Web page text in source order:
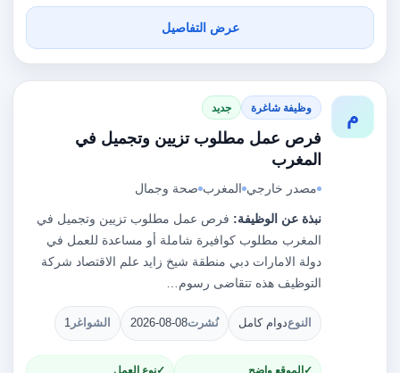
عرض التفاصيل
م وظيفة شاغرة جديد
فرص عمل مطلوب تزيين وتجميل في
المغرب
مصدر خارجي المغرب صحة وجمال
نبذة عن الوظيفة: فرص عمل مطلوب تزيين وتجميل في
المغرب مطلوب كوافيرة شاملة أو مساعدة للعمل في
دولة الامارات دبي منطقة شيخ زايد علم الاقتصاد شركة
التوظيف هذه تتقاضى رسوم…
النوعدوام كامل نُشرت2026-08-08 الشواغر 1
الموقع واضح نوع العمل